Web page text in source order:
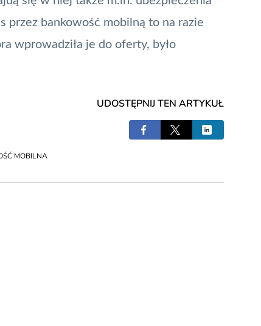
przez bankowość mobilną to na razie
wprowadziła je do oferty, było
UDOSTĘPNIJ TEN ARTYKUŁ
MOBILNA